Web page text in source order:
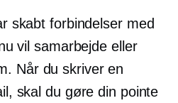
skabt forbindelser med
vil samarbejde eller
Når du skriver en
skal du gøre din pointe